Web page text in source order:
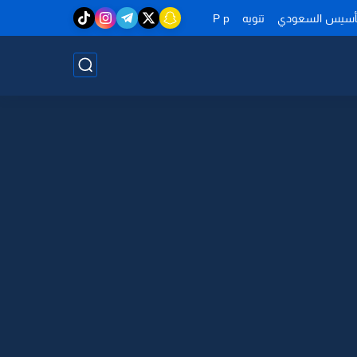
السعودي تنويه P p